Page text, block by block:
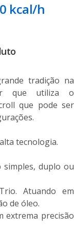
kcal/h
tradição na
que utiliza o
que pode ser
tecnologia.
simples, duplo ou
Atuando em
de óleo.
extrema precisão